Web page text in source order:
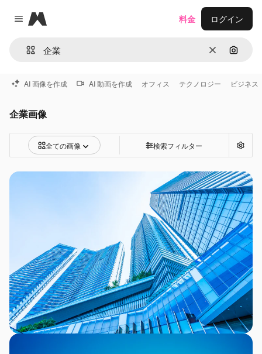
Close menu
Magnific
消去 画像で
料金 ログイン
AI 画像を作成 AI 動画を作成 オフィス テクノロジー ビジネス
企業画像
全ての画像 検索フィルター